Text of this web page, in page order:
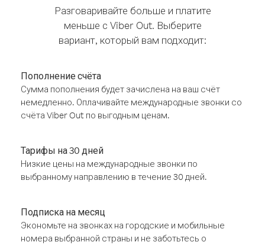
Разговаривайте больше и платите
меньше с Viber Out. Выберите
вариант, который вам подходит:
Пополнение счёта
Сумма пополнения будет зачислена на ваш счёт
немедленно. Оплачивайте международные звонки со
счёта Viber Out по выгодным ценам.
Тарифы на 30 дней
Низкие цены на международные звонки по
выбранному направлению в течение 30 дней.
Подписка на месяц
Экономьте на звонках на городские и мобильные
номера выбранной страны и не заботьтесь о